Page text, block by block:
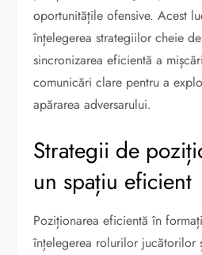
oportunitățile ofensive. Acest
înțelegerea strategiilor cheie
sincronizarea eficientă a
comunicări clare pentru a
apărarea adversarului.
Strategii de
un spațiu eficient
Poziționarea eficientă în
înțelegerea rolurilor